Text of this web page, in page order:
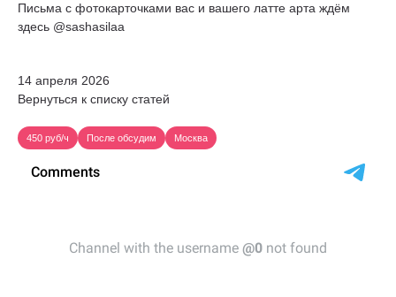
Письма с фотокарточками вас и вашего латте арта ждём
здесь @sashasilaa
14 апреля 2026
Вернуться к списку статей
450 руб/ч После обсудим Москва